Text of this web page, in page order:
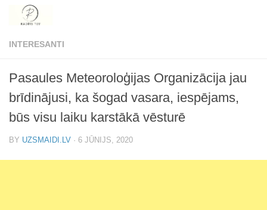
Skip to content
INTERESANTI
Pasaules Meteoroloģijas Organizācija jau
brīdinājusi, ka šogad vasara, iespējams,
būs visu laiku karstākā vēsturē
BY UZSMAIDI.LV · 6 JŪNIJS, 2020